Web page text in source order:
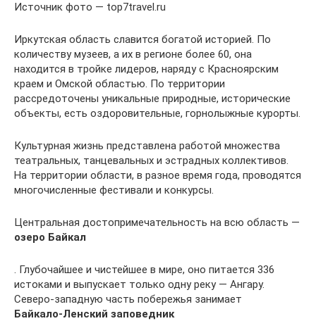
Источник фото — top7travel.ru
Иркутская область славится богатой историей. По
количеству музеев, а их в регионе более 60, она
находится в тройке лидеров, наряду с Красноярским
краем и Омской областью. По территории
рассредоточены уникальные природные, исторические
объекты, есть оздоровительные, горнолыжные курорты.
Культурная жизнь представлена работой множества
театральных, танцевальных и эстрадных коллективов.
На территории области, в разное время года, проводятся
многочисленные фестивали и конкурсы.
Центральная достопримечательность на всю область —
озеро Байкал
. Глубочайшее и чистейшее в мире, оно питается 336
истоками и выпускает только одну реку — Ангару.
Северо-западную часть побережья занимает
Байкало-Ленский заповедник